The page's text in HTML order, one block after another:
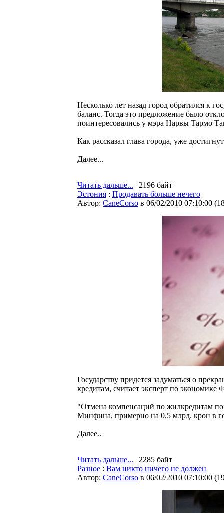
Несколько лет назад город обратился к
баланс. Тогда это предложение было
поинтересовались у мэра Нарвы Тармо
Как рассказал глава города, уже
Далее...
Читать дальше... | 2196 байт
Эстония : Продавать больше нечего
Автор: CaneCorso в 06/02/2010 07:10:00 (
Государству придется задуматься о
кредитам, считает эксперт по
"Отмена компенсаций по жилкредитам
Минфина, примерно на 0,5 млрд. крон в
Далее..
Читать дальше... | 2285 байт
Разное : Вам никто ничего не должен
Автор: CaneCorso в 06/02/2010 07:10:00 (